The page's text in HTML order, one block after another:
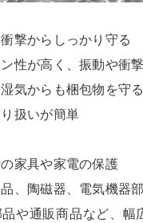
衝撃からしっかり守る
ン性が高く、振動や衝
湿気からも梱包物を守
り扱いが簡単
の家具や家電の保護
品、陶磁器、電気機器
品や通販商品など、幅